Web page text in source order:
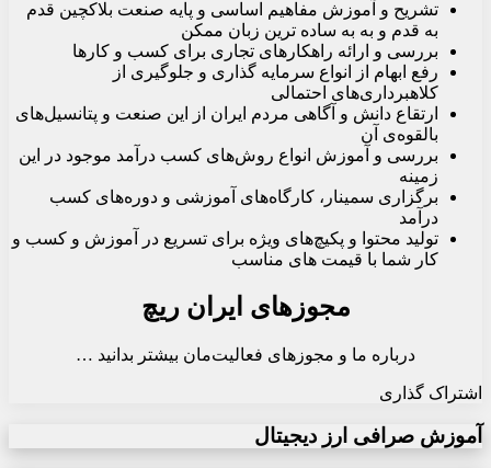
تشریح و آموزش مفاهیم اساسی و پایه صنعت بلاکچین قدم
به قدم و به به ساده ترین زبان ممکن
بررسی و ارائه راهکارهای تجاری برای کسب و کارها
رفع ابهام از انواع سرمایه گذاری و جلوگیری از
کلاهبرداری‌های احتمالی
ارتقاع دانش و آگاهی مردم ایران از این صنعت و پتانسیل‌های
بالقوه‌ی آن
بررسی و آموزش انواع روش‌های کسب درآمد موجود در این
زمینه
برگزاری سمینار، کارگاه‌های آموزشی و دوره‌های کسب
درآمد
تولید محتوا و پکیچ‌های ویژه برای تسریع در آموزش و کسب و
کار شما با قیمت های مناسب
مجوزهای ایران ریچ
درباره ما و مجوزهای فعالیت‌مان بیشتر بدانید …
اشتراک گذاری
بوک
آپ
ایمیل
آموزش صرافی ارز دیجیتال